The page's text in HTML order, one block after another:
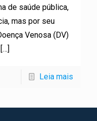
de saúde pública,
mas por seu
Venosa (DV)
[…]
Leia mais